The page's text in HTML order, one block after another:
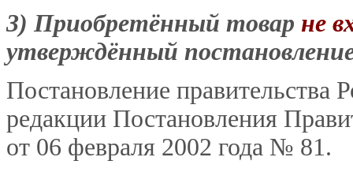
3) Приобретённый товар не
утверждённый
Постановление правительства
редакции Постановления
от 06 февраля 2002 года № 81.